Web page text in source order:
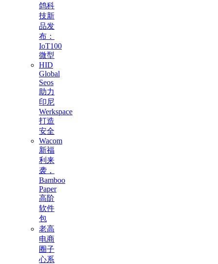
鸽科
技新
品发
布：
IoT100
微型
HID
Global
Seos
助力
印尼
Werkspace
打造
安全
Wacom
新福
利来
袭，
Bamboo
Paper
高阶
软件
包
老高
电商
圈子
心系